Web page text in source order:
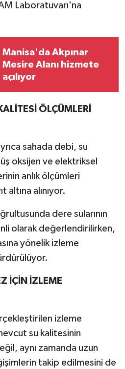
Laboratuvarı'na
Manisa'da Akpınar
Mesire Alanı hizmete
açılıyor
ÖLÇÜMLERİ
sahada debi, su
oksijen ve elektriksel
anlık ölçümleri
alınıyor.
dere sularının
olarak değerlendirilirken,
yönelik izleme
İÇİN İZLEME
izleme
su kalitesinin
aynı zamanda uzun
takip edilmesini de